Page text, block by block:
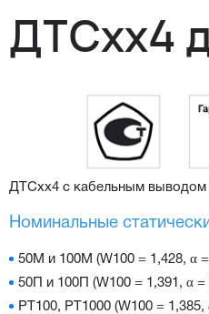
ДТСхх4
ДТСхх4 с кабельным выводом
Номинальные
50М и 100М (W100 = 1,428, α
50П и 100П (W100 = 1,391, α =
РТ100, РТ1000 (W100 = 1,385,